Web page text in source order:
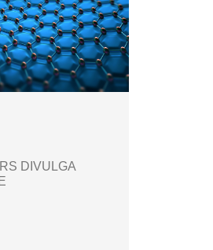
DIVULGA